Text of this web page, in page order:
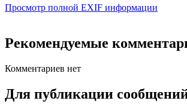
Просмотр полной EXIF информации
Рекомендуемые
Комментариев нет
Для публикации